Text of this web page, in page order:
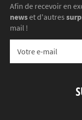
Afin de recevoir en
newset d'autres
mail !